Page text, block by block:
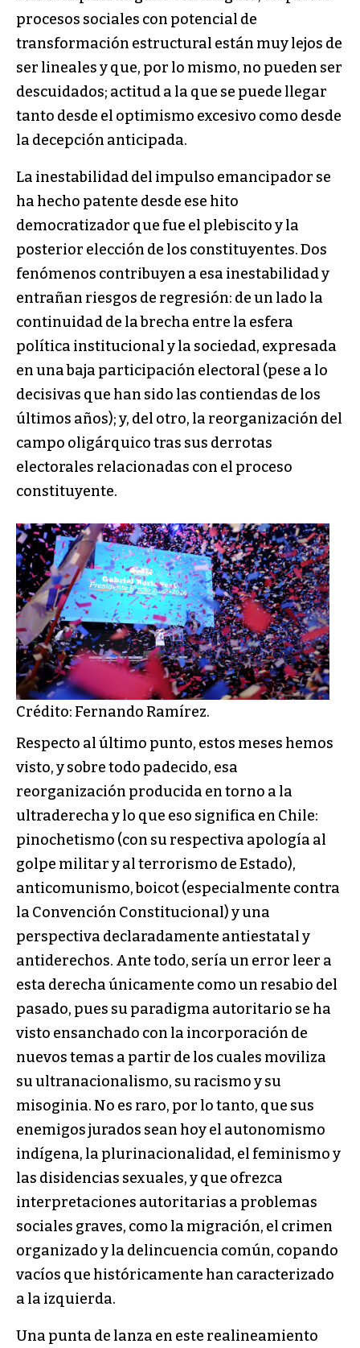
procesos sociales con potencial de
transformación estructural están muy lejos de
ser lineales y que, por lo mismo, no pueden ser
descuidados; actitud a la que se puede llegar
tanto desde el optimismo excesivo como desde
la decepción anticipada.
La inestabilidad del impulso emancipador se
ha hecho patente desde ese hito
democratizador que fue el plebiscito y la
posterior elección de los constituyentes. Dos
fenómenos contribuyen a esa inestabilidad y
entrañan riesgos de regresión: de un lado la
continuidad de la brecha entre la esfera
política institucional y la sociedad, expresada
en una baja participación electoral (pese a lo
decisivas que han sido las contiendas de los
últimos años); y, del otro, la reorganización del
campo oligárquico tras sus derrotas
electorales relacionadas con el proceso
constituyente.
Crédito: Fernando Ramírez.
Respecto al último punto, estos meses hemos
visto, y sobre todo padecido, esa
reorganización producida en torno a la
ultraderecha y lo que eso significa en Chile:
pinochetismo (con su respectiva apología al
golpe militar y al terrorismo de Estado),
anticomunismo, boicot (especialmente contra
la Convención Constitucional) y una
perspectiva declaradamente antiestatal y
antiderechos. Ante todo, sería un error leer a
esta derecha únicamente como un resabio del
pasado, pues su paradigma autoritario se ha
visto ensanchado con la incorporación de
nuevos temas a partir de los cuales moviliza
su ultranacionalismo, su racismo y su
misoginia. No es raro, por lo tanto, que sus
enemigos jurados sean hoy el autonomismo
indígena, la plurinacionalidad, el feminismo y
las disidencias sexuales, y que ofrezca
interpretaciones autoritarias a problemas
sociales graves, como la migración, el crimen
organizado y la delincuencia común, copando
vacíos que históricamente han caracterizado
a la izquierda.
Una punta de lanza en este realineamiento